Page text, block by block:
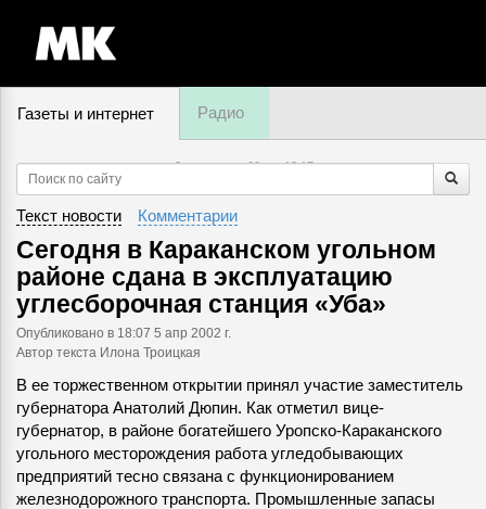
Газеты и интернет Радио
8 августа, суббота,18:17
Текст новости Комментарии
Сегодня в Караканском угольном
районе сдана в эксплуатацию
углесборочная станция «Уба»
Опубликовано в 18:07 5 апр 2002 г.
Автор текста Илона Троицкая
В ее торжественном открытии принял участие заместитель
губернатора Анатолий Дюпин. Как отметил вице-
губернатор, в районе богатейшего Уропско-Караканского
угольного месторождения работа угледобывающих
предприятий тесно связана с функционированием
железнодорожного транспорта. Промышленные запасы